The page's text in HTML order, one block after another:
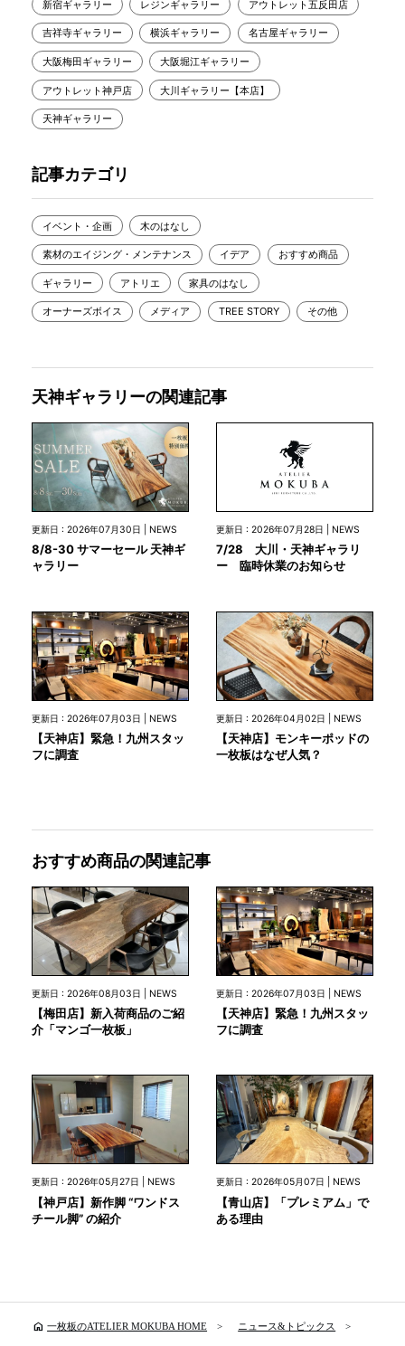
新宿ギャラリー レジンギャラリー アウトレット五反田店
吉祥寺ギャラリー 横浜ギャラリー 名古屋ギャラリー
大阪梅田ギャラリー 大阪堀江ギャラリー
アウトレット神戸店 大川ギャラリー【本店】
天神ギャラリー
記事カテゴリ
イベント・企画 木のはなし
素材のエイジング・メンテナンス イデア おすすめ商品
ギャラリー アトリエ 家具のはなし
オーナーズボイス メディア TREE STORY その他
天神ギャラリーの関連記事
更新日 : 2026年07月30日 | NEWS
8/8-30 サマーセール 天神ギ
ャラリー
更新日 : 2026年07月28日 | NEWS
7/28 大川・天神ギャラリ
ー 臨時休業のお知らせ
更新日 : 2026年07月03日 | NEWS
【天神店】緊急！九州スタッ
フに調査
更新日 : 2026年04月02日 | NEWS
【天神店】モンキーポッドの
一枚板はなぜ人気？
おすすめ商品の関連記事
更新日 : 2026年08月03日 | NEWS
【梅田店】新入荷商品のご紹
介「マンゴ一枚板」
更新日 : 2026年07月03日 | NEWS
【天神店】緊急！九州スタッ
フに調査
更新日 : 2026年05月27日 | NEWS
【神戸店】新作脚 “ワンドス
チール脚” の紹介
更新日 : 2026年05月07日 | NEWS
【青山店】「プレミアム」で
ある理由
home 一枚板のATELIER MOKUBA HOME ニュース&トピックス